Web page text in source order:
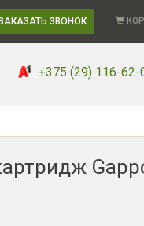
ЗВОНОК
+375 (29) 116-62-